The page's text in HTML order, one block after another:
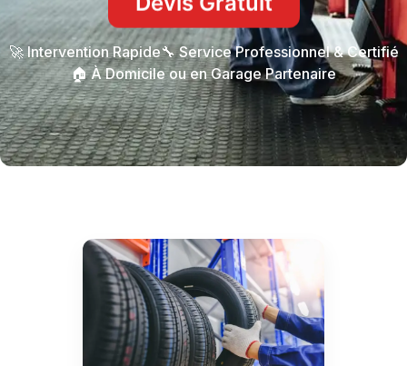
🚀 Intervention Rapide🔧 Service Professionnel & Certifié
🏠 À Domicile ou en Garage Partenaire